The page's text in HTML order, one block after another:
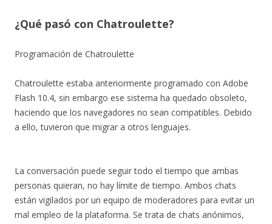
¿Qué pasó con Chatroulette?
Programación de Chatroulette
Chatroulette estaba anteriormente programado con Adobe
Flash 10.4, sin embargo ese sistema ha quedado obsoleto,
haciendo que los navegadores no sean compatibles. Debido
a ello, tuvieron que migrar a otros lenguajes.
La conversación puede seguir todo el tiempo que ambas
personas quieran, no hay límite de tiempo. Ambos chats
están vigilados por un equipo de moderadores para evitar un
mal empleo de la plataforma. Se trata de chats anónimos,